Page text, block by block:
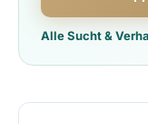
Alle Sucht &